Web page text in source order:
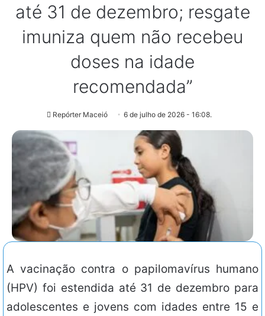
até 31 de dezembro; resgate
imuniza quem não recebeu
doses na idade
recomendada”
Repórter Maceió 6 de julho de 2026 - 16:08.
A vacinação contra o papilomavírus humano
(HPV) foi estendida até 31 de dezembro para
adolescentes e jovens com idades entre 15 e